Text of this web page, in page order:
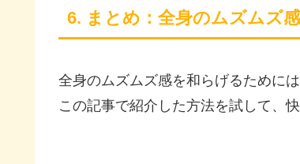
6. まとめ：全身のムズムズ
全身のムズムズ感を和らげるために
この記事で紹介した方法を試して、